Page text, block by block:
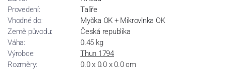
Provedení:
Talíře
Vhodné do:
Myčka OK + Mikrovlnka OK
Země původu:
Česká republika
Váha:
0.45 kg
Výrobce:
Thun 1794
Rozměry:
0.0 x 0.0 x 0.0 cm